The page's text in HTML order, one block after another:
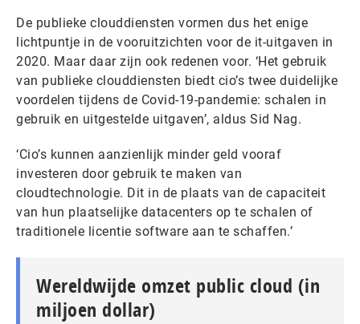
De publieke clouddiensten vormen dus het enige
lichtpuntje in de vooruitzichten voor de it-uitgaven in
2020. Maar daar zijn ook redenen voor. ‘Het gebruik
van publieke clouddiensten biedt cio’s twee duidelijke
voordelen tijdens de Covid-19-pandemie: schalen in
gebruik en uitgestelde uitgaven’, aldus Sid Nag.
‘Cio’s kunnen aanzienlijk minder geld vooraf
investeren door gebruik te maken van
cloudtechnologie. Dit in de plaats van de capaciteit
van hun plaatselijke datacenters op te schalen of
traditionele licentie software aan te schaffen.’
Wereldwijde omzet public cloud (in
miljoen dollar)